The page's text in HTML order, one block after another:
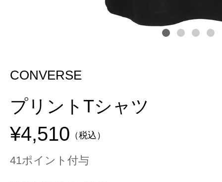
CONVERSE
プリントTシャツ
¥4,510 （税込）
41ポイント付与